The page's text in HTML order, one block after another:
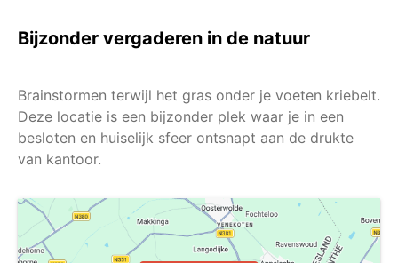
Bijzonder vergaderen in de natuur
Brainstormen terwijl het gras onder je voeten kriebelt.
Deze locatie is een bijzonder plek waar je in een
besloten en huiselijk sfeer ontsnapt aan de drukte